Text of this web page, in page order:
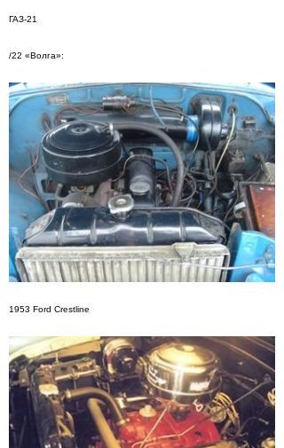
ГАЗ-21
/22 «Волга»:
1953 Ford Crestline